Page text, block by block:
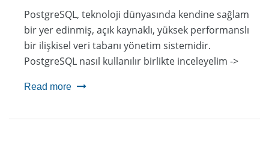
PostgreSQL, teknoloji dünyasında kendine sağlam
bir yer edinmiş, açık kaynaklı, yüksek performanslı
bir ilişkisel veri tabanı yönetim sistemidir.
PostgreSQL nasıl kullanılır birlikte inceleyelim ->
Read more